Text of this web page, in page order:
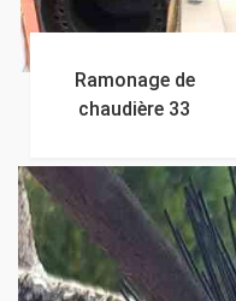
Ramonage de
chaudière 33